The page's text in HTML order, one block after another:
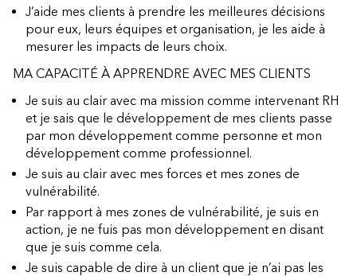
J’aide mes clients à prendre les meilleures décisions
pour eux, leurs équipes et organisation, je les aide à
mesurer les impacts de leurs choix.
MA CAPACITÉ À APPRENDRE AVEC MES CLIENTS
Je suis au clair avec ma mission comme intervenant RH
et je sais que le développement de mes clients passe
par mon développement comme personne et mon
développement comme professionnel.
Je suis au clair avec mes forces et mes zones de
vulnérabilité.
Par rapport à mes zones de vulnérabilité, je suis en
action, je ne fuis pas mon développement en disant
que je suis comme cela.
Je suis capable de dire à un client que je n’ai pas les